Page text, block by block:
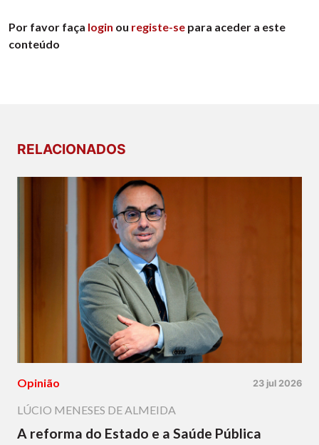
Por favor faça login ou registe-se para aceder a este
conteúdo
RELACIONADOS
Opinião 23 jul 2026
LÚCIO MENESES DE ALMEIDA
A reforma do Estado e a Saúde Pública